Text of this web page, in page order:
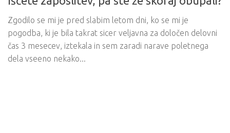
Zgodilo se mi je pred slabim letom dni, ko se mi je
pogodba, ki je bila takrat sicer veljavna za določen delovni
čas 3 mesecev, iztekala in sem zaradi narave poletnega
dela vseeno nekako...